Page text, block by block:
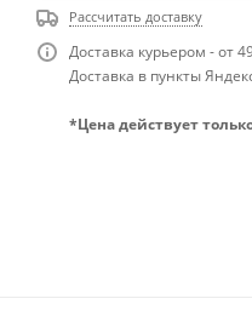
Рассчитать доставку
Доставка курьером - от
Доставка в пункты
*Цена действует